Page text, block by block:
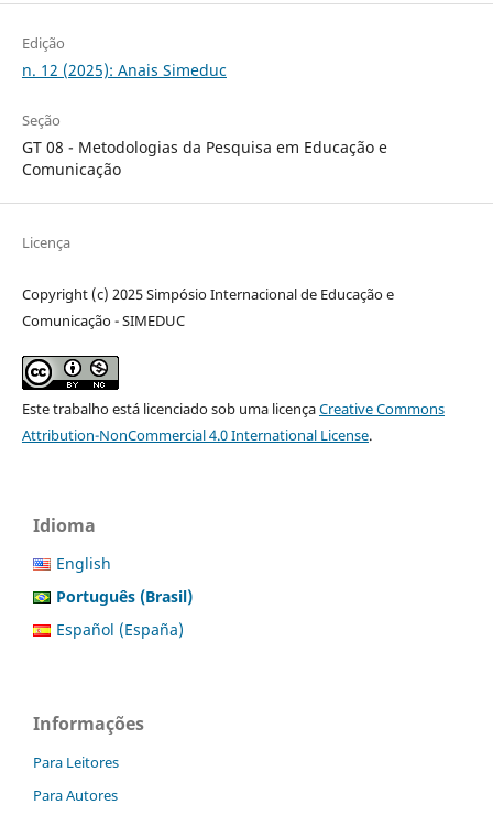
Edição
n. 12 (2025): Anais Simeduc
Seção
GT 08 - Metodologias da Pesquisa em Educação e
Comunicação
Licença
Copyright (c) 2025 Simpósio Internacional de Educação e
Comunicação - SIMEDUC
Este trabalho está licenciado sob uma licençaCreative Commons
Attribution-NonCommercial 4.0 International License.
Idioma
English
Português (Brasil)
Español (España)
Informações
Para Leitores
Para Autores